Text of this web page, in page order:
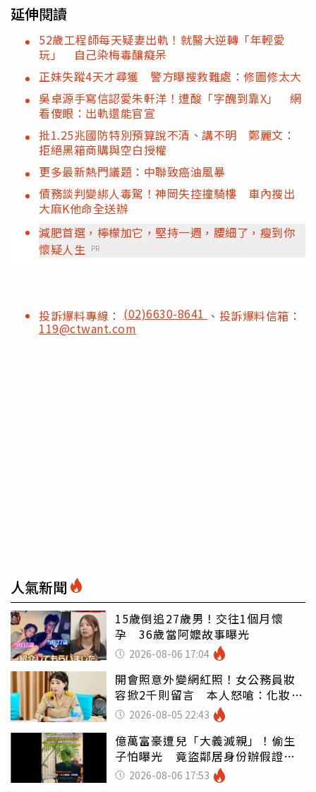
延伸閱讀
52歲工程師每天疑妻出軌！就醫大逆轉「年輕愛
玩」 自己染梅毒釀癡呆
正妹失蹤4天才尋獲 警方曝搜救難處：修圖修太大
吳卓源手寫信認愛朱軒洋！遭酸「字醜到靠X」 網
看傻眼：出軌還能官宣
批1.25兆國防特別預算說不清、講不明 鄭麗文：
拒絕黑箱商購與空白授權
更多最新熱門議題：中聯致癌油風暴
債務談判變綁人毒駕！神岡失控撞騎樓 車內搜出
大麻K他命全送辦
減肥首選，檸檬加它，堅持一週，腰細了，瘦到你
懷疑人生 PR
投訴爆料專線： (02)6630-8641 、投訴爆料信箱：
119@ctwant.com
人氣新聞
15歲倒追27歲男！交往1個月懷
孕 36歲當阿嬤故事曝光
2026-08-06 17:04
開會照意外變網紅照！女公務員妝
容掀2千則留言 本人怒嗆：化妝有
錯嗎2026-08-05 22:43
億萬富豪遭兒「大義滅親」！偷生
子怕曝光 竟盜鄰居身份辦假證落
戶 2026-08-06 17:53